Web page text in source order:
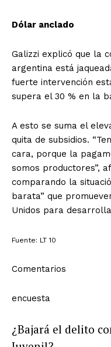
Dólar anclado
Galizzi explicó que la
argentina está
fuerte intervención
supera el 30 % en la
A esto se suma el
quita de subsidios.
cara, porque la
somos productores”,
comparando la
barata” que
Unidos para
Fuente: LT 10
Comentarios
encuesta
¿Bajará el delito